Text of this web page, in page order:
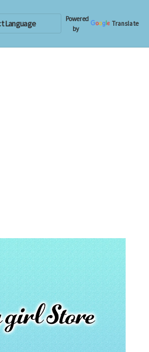
Powered
by
Translate